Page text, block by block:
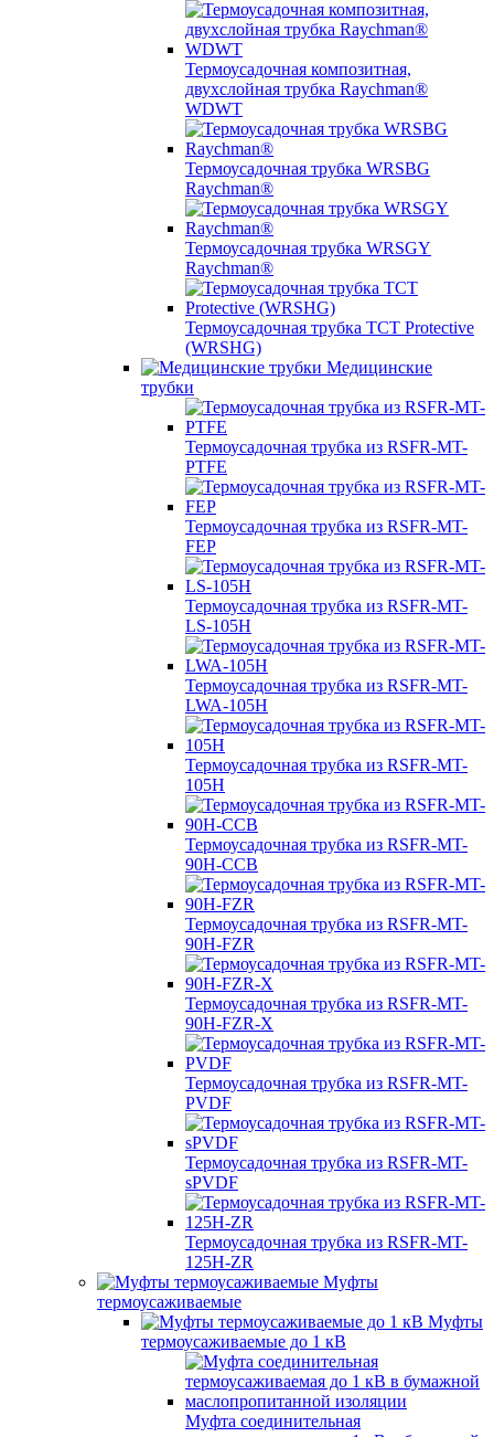
Термоусадочная композитная,
двухслойная трубка Raychman®
WDWT
Термоусадочная трубка WRSBG
Raychman®
Термоусадочная трубка WRSGY
Raychman®
Термоусадочная трубка TCT Protective
(WRSHG)
Медицинские
трубки
Термоусадочная трубка из RSFR-MT-
PTFE
Термоусадочная трубка из RSFR-MT-
FEP
Термоусадочная трубка из RSFR-MT-
LS-105H
Термоусадочная трубка из RSFR-MT-
LWA-105H
Термоусадочная трубка из RSFR-MT-
105H
Термоусадочная трубка из RSFR-MT-
90H-CCB
Термоусадочная трубка из RSFR-MT-
90H-FZR
Термоусадочная трубка из RSFR-MT-
90H-FZR-X
Термоусадочная трубка из RSFR-MT-
PVDF
Термоусадочная трубка из RSFR-MT-
sPVDF
Термоусадочная трубка из RSFR-MT-
125H-ZR
Муфты
термоусаживаемые
Муфты
термоусаживаемые до 1 кВ
Муфта соединительная